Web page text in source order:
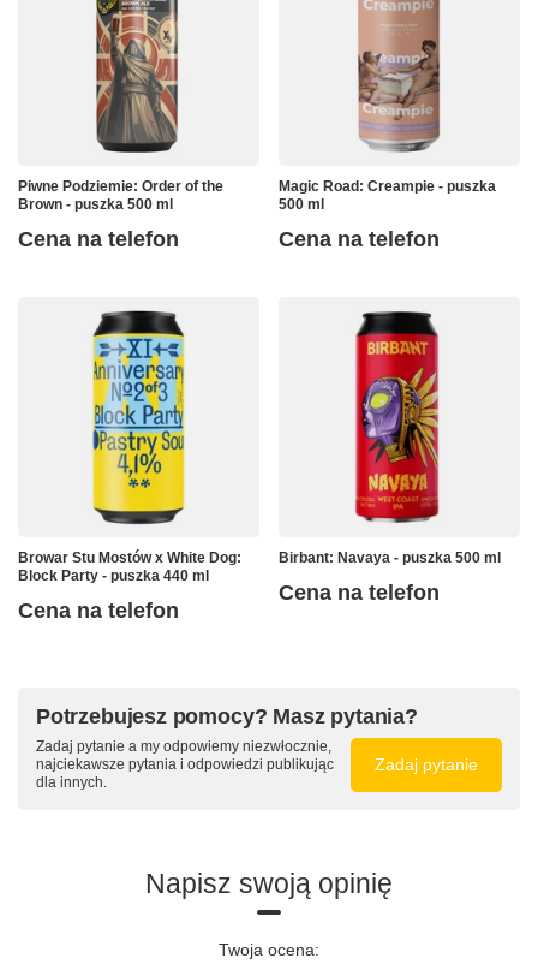
Piwne Podziemie: Order of the
Brown - puszka 500 ml
Cena na telefon
Magic Road: Creampie - puszka
500 ml
Cena na telefon
Browar Stu Mostów x White Dog:
Block Party - puszka 440 ml
Cena na telefon
Birbant: Navaya - puszka 500 ml
Cena na telefon
Potrzebujesz pomocy? Masz pytania?
Zadaj pytanie a my odpowiemy niezwłocznie,
najciekawsze pytania i odpowiedzi publikując
dla innych.
Zadaj pytanie
Napisz swoją opinię
Twoja ocena: